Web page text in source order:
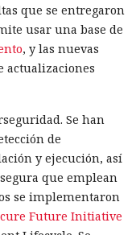
que se entregaron
usar una base de
, y las nuevas
actualizaciones
Se han
de
y ejecución, así
que emplean
se implementaron
Future Initiative